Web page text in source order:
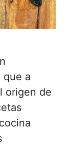
que a
origen de